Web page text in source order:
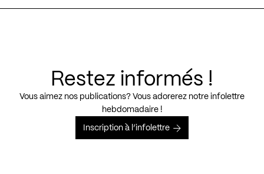
Restez informés !
Vous aimez nos publications? Vous adorerez notre infolettre
hebdomadaire !
Inscription à l’infolettre